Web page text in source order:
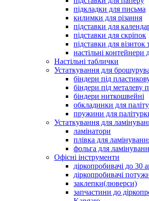
підкладки для письма
килимки для різання
підставки для
підставки для скріпок
підставки для візиток
настільні контейнери
Настільні таблички
Устаткування для
біндери під
біндери під металеву
біндери ниткошвейні
обкладинки для
пружини для
Устаткування для
ламінатори
плівка для
фольга для
Офісні інструменти
діркопробивачі до 30
діркопробивачі
заклепки(люверси)
запчастини до